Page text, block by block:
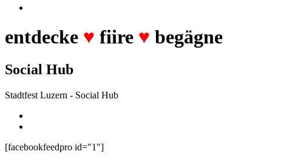
entdecke ♥ fiire ♥ begägne
Social Hub
Stadtfest Luzern - Social Hub
[facebookfeedpro id="1"]